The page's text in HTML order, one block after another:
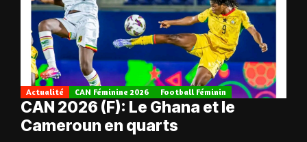
Actualité CAN Féminine 2026 Football Féminin
CAN 2026 (F): Le Ghana et le
Cameroun en quarts